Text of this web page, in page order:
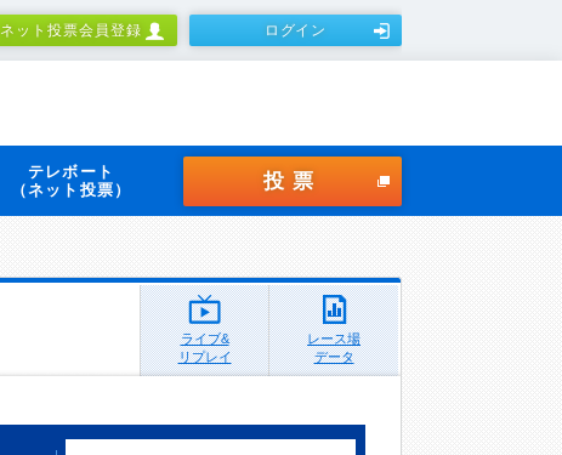
ネット投票会員登録 ログイン
テレボート
（ネット投票）
投票
ライブ&
リプレイ
レース場
データ